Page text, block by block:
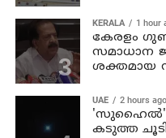
KERALA 1 hour
കേരളം
സമാധാന
ശക്തമായ
UAE 2 hours ago
'സുഹൈല്‍'
കടുത്ത